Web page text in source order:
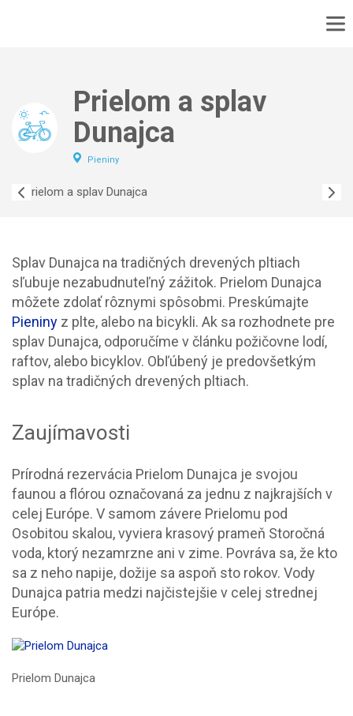
TURISTIKA
KONTAKT
Prielom a splav
Dunajca
Pieniny
Splav Dunajca na tradičných drevených pltiach
sľubuje nezabudnuteľný zážitok. Prielom Dunajca
môžete zdolať rôznymi spôsobmi. Preskúmajte
Pieniny z plte, alebo na bicykli. Ak sa rozhodnete pre
splav Dunajca, odporučíme v článku požičovne lodí,
raftov, alebo bicyklov. Obľúbený je predovšetkým
splav na tradičných drevených pltiach.
Zaujímavosti
Prírodná rezervácia Prielom Dunajca je svojou
faunou a flórou označovaná za jednu z najkrajších v
celej Európe. V samom závere Prielomu pod
Osobitou skalou, vyviera krasový prameň Storočná
voda, ktorý nezamrzne ani v zime. Povráva sa, že kto
sa z neho napije, dožije sa aspoň sto rokov. Vody
Dunajca patria medzi najčistejšie v celej strednej
Európe.
Prielom Dunajca